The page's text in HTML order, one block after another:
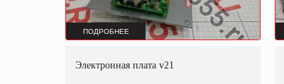
ПОДРОБНЕЕ
Электронная плата v21